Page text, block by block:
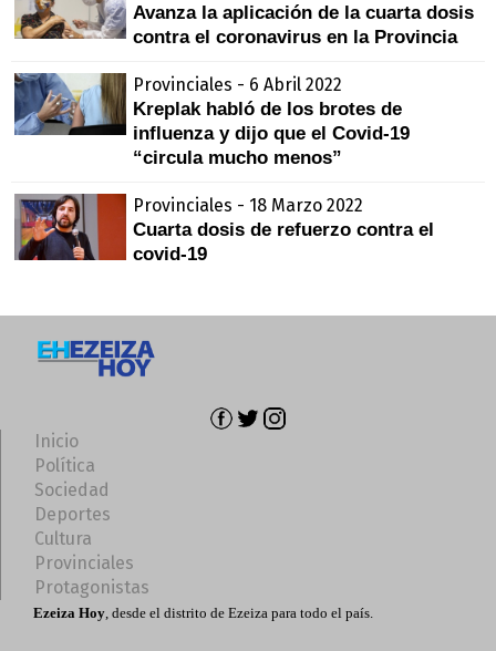
Avanza la aplicación de la cuarta dosis
contra el coronavirus en la Provincia
Provinciales - 6 Abril 2022
Kreplak habló de los brotes de
influenza y dijo que el Covid-19
“circula mucho menos”
Provinciales - 18 Marzo 2022
Cuarta dosis de refuerzo contra el
covid-19
Inicio
Política
Sociedad
Deportes
Cultura
Provinciales
Protagonistas
Ezeiza Hoy , desde el distrito de Ezeiza para todo el país.